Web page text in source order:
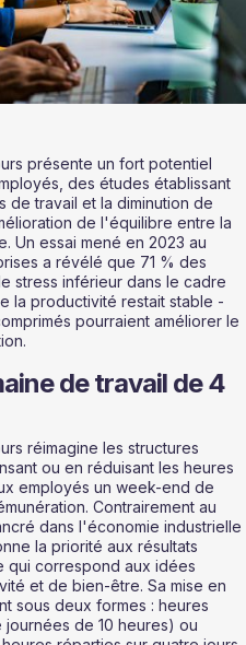
présente un fort potentiel
des études établissant
de travail et la diminution de
de l'équilibre entre la
Un essai mené en 2023 au
a révélé que 71 % des
stress inférieur dans le cadre
la productivité restait stable -
pourraient améliorer le
de travail de 4
réimagine les structures
ou en réduisant les heures
employés un week-end de
Contrairement au
dans l'économie industrielle
la priorité aux résultats
qui correspond aux idées
et de bien-être. Sa mise en
sous deux formes : heures
de 10 heures) ou